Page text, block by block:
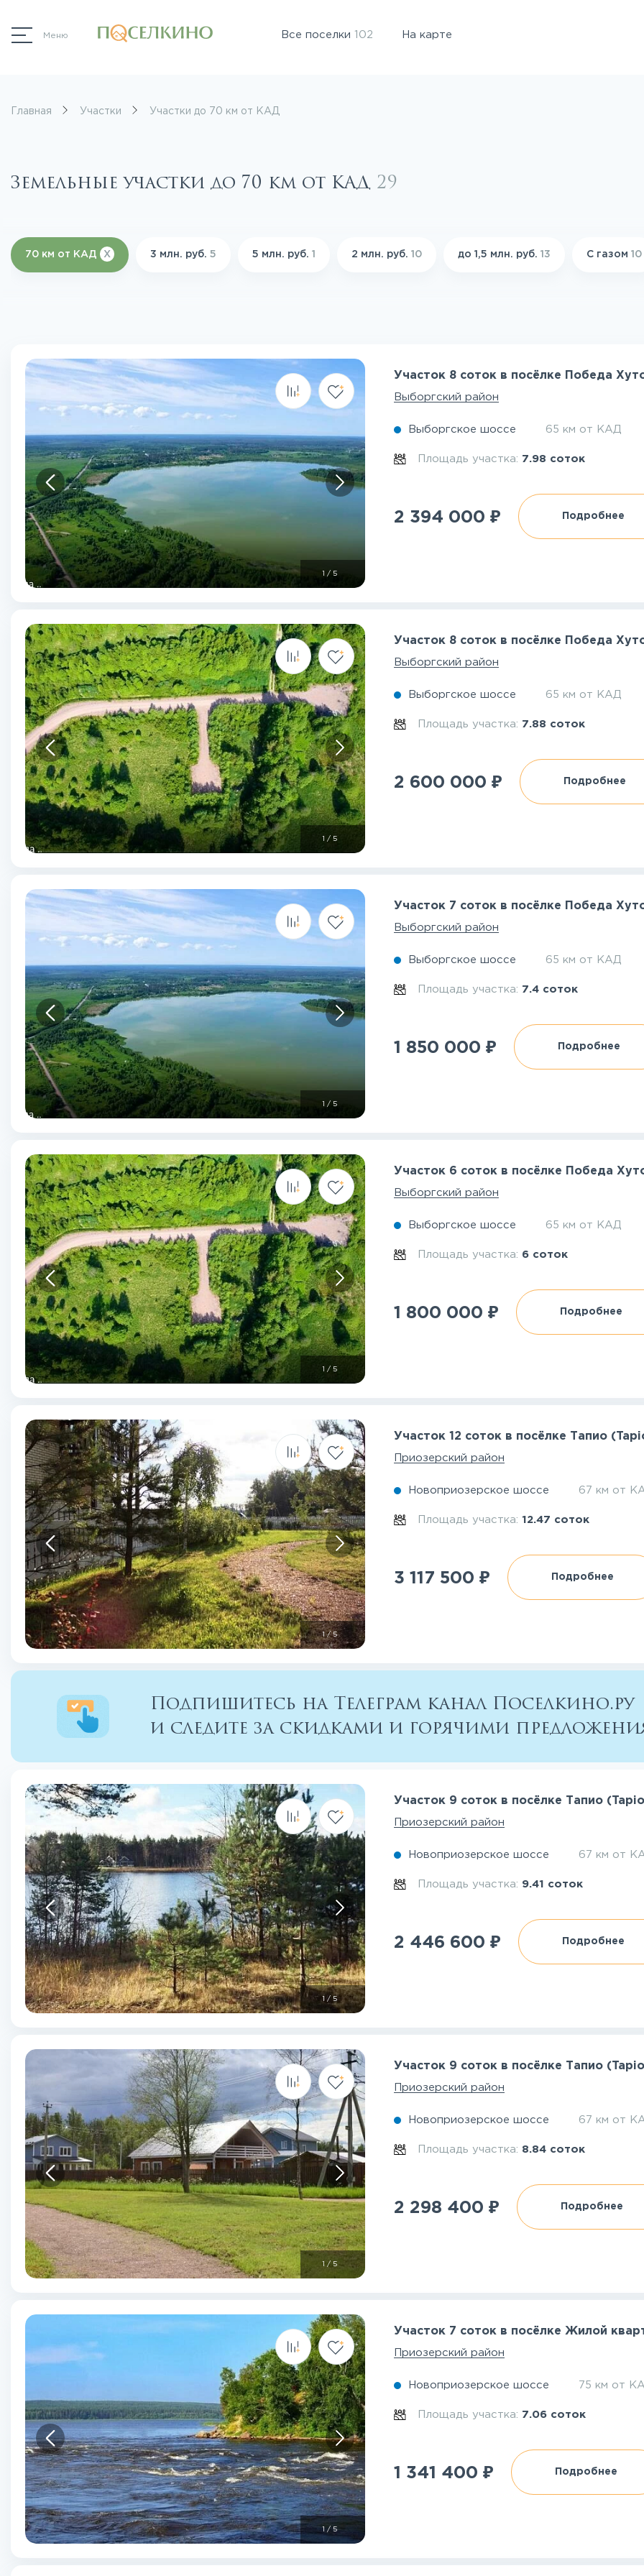
Меню Все поселки 102 На карте
Главная Участки Участки до 70 км от КАД
Земельные участки до 70 км от КАД 29
70 км от КАД X 3 млн. руб. 5 5 млн. руб. 1 2 млн. руб. 10 до 1,5 млн. руб. 13 С газом 10
/5
Участок 8 соток в посёлке Победа
Выборгский район
Выборгское шоссе 65 км от КАД
Площадь участка: 7.98 соток
2 394 000 ₽ Подробнее
/5
Участок 8 соток в посёлке Победа
Выборгский район
Выборгское шоссе 65 км от КАД
Площадь участка: 7.88 соток
2 600 000 ₽ Подробнее
/5
Участок 7 соток в посёлке Победа
Выборгский район
Выборгское шоссе 65 км от КАД
Площадь участка: 7.4 соток
1 850 000 ₽ Подробнее
/5
Участок 6 соток в посёлке Победа
Выборгский район
Выборгское шоссе 65 км от КАД
Площадь участка: 6 соток
1 800 000 ₽ Подробнее
1 /5
Участок 12 соток в посёлке Тапио
Приозерский район
Новоприозерское шоссе 67 км от
Площадь участка:12.47 соток
3 117 500 ₽ Подробнее
Подпишитесь на Телеграм канал Поселкино.ру
и следите за скидками и горячими
1 /5
Участок 9 соток в посёлке Тапио
Приозерский район
Новоприозерское шоссе 67 км от
Площадь участка: 9.41 соток
2 446 600 ₽ Подробнее
1 /5
Участок 9 соток в посёлке Тапио
Приозерский район
Новоприозерское шоссе 67 км от
Площадь участка: 8.84 соток
2 298 400 ₽ Подробнее
1 / 5
Участок 7 соток в посёлке Жилой
Приозерский район
Новоприозерское шоссе 75 км от
Площадь участка: 7.06 соток
1 341 400 ₽ Подробнее